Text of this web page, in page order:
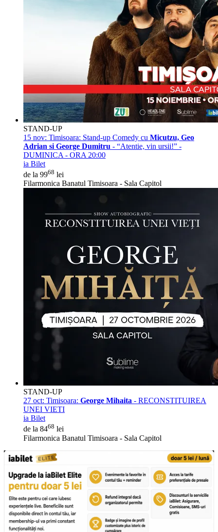
STAND-UP
15 nov: Timisoara: Stand-up Comedy cu Micutzu, Geo
Adrian si George Dumitru - “Atentie, vin ursii!” -
DUMINICA - ORA 20:00
ia Bilet
de la 9968 lei
Filarmonica Banatul Timisoara - Sala Capitol
STAND-UP
27 oct: Timisoara: George Mihaita - RECONSTITUIREA
UNEI VIETI
ia Bilet
de la 8468 lei
Filarmonica Banatul Timisoara - Sala Capitol